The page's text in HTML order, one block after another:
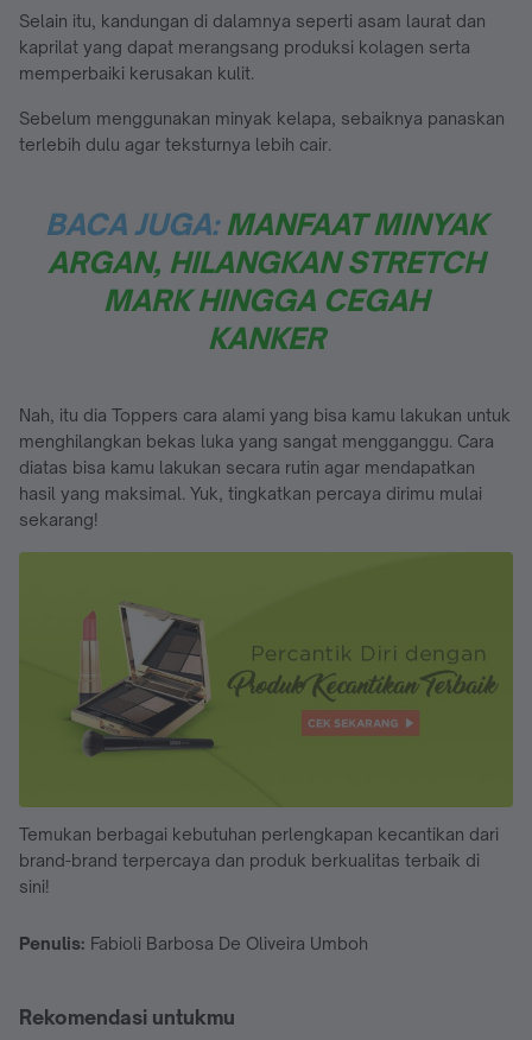
Selain itu, kandungan di dalamnya seperti asam laurat dan
kaprilat yang dapat merangsang produksi kolagen serta
memperbaiki kerusakan kulit.
Sebelum menggunakan minyak kelapa, sebaiknya panaskan
terlebih dulu agar teksturnya lebih cair.
BACA JUGA: MANFAAT MINYAK
ARGAN, HILANGKAN STRETCH
MARK HINGGA CEGAH
KANKER
Nah, itu dia Toppers cara alami yang bisa kamu lakukan untuk
menghilangkan bekas luka yang sangat mengganggu. Cara
diatas bisa kamu lakukan secara rutin agar mendapatkan
hasil yang maksimal. Yuk, tingkatkan percaya dirimu mulai
sekarang!
Temukan berbagai kebutuhan perlengkapan kecantikan dari
brand-brand terpercaya dan produk berkualitas terbaik di
sini!
Penulis: Fabioli Barbosa De Oliveira Umboh
Rekomendasi untukmu